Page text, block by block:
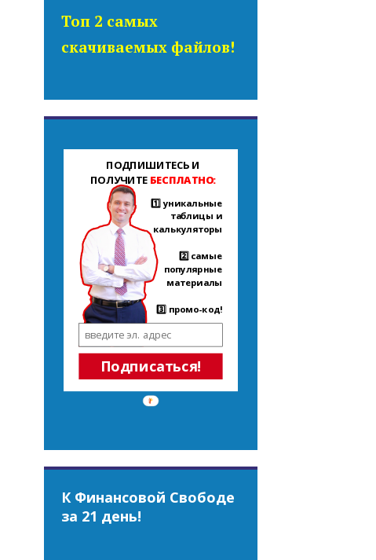
Топ 2 самых
скачиваемых файлов!
Подписаться!
ПОДПИШИТЕСЬ И
ПОЛУЧИТЕ БЕСПЛАТНО:
1️⃣ уникальные
таблицы и
калькуляторы
2️⃣ самые
популярные
материалы
3️⃣ промо-код!
К Финансовой Свободе
за 21 день!